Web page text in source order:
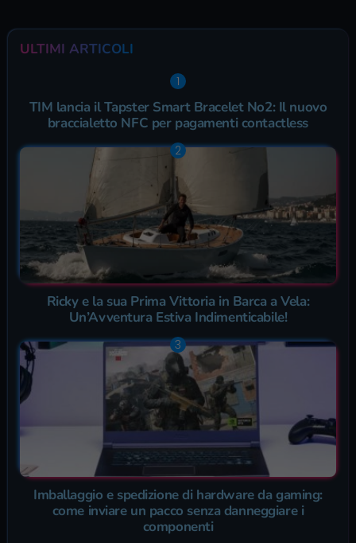
ULTIMI ARTICOLI
TIM lancia il Tapster Smart Bracelet No2: Il nuovo
braccialetto NFC per pagamenti contactless
Ricky e la sua Prima Vittoria in Barca a Vela:
Un’Avventura Estiva Indimenticabile!
Imballaggio e spedizione di hardware da gaming:
come inviare un pacco senza danneggiare i
componenti